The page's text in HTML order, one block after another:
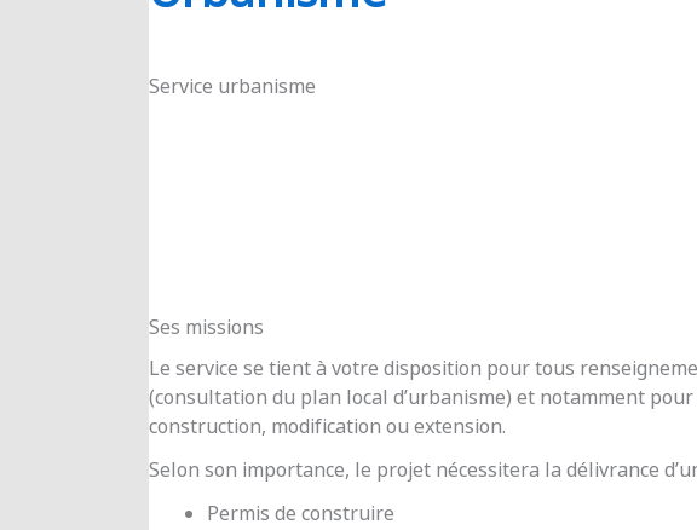
Service urbanisme
Ses missions
Le service se tient à votre disposition pour tous
(consultation du plan local d’urbanisme) et notamment
construction, modification ou extension.
Selon son importance, le projet nécessitera la délivrance
Permis de construire